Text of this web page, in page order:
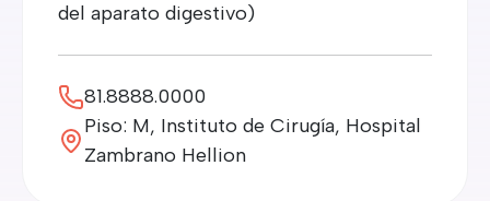
del aparato digestivo)
81.8888.0000
Piso: M, Instituto de Cirugía, Hospital
Zambrano Hellion